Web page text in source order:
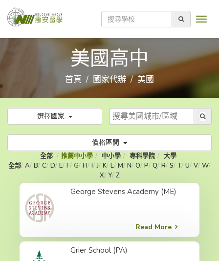
美國高中
首頁 國家代辦 美國
選擇國家
價格區間
全部 推薦中小學 中小學 專科學院
大學
全部 A B C D E F G H I J K L M N O P Q R S T U V W
X Y Z
George Stevens Academy (ME)
Read More
Grier School (PA)